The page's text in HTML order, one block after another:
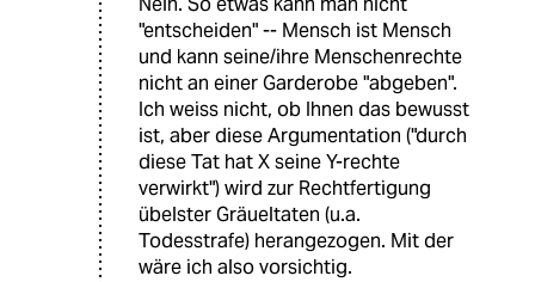
"entscheiden" -- Mensch ist Mensch
und kann seine/ihre Menschenrechte
nicht an einer Garderobe "abgeben".
Ich weiss nicht, ob Ihnen das bewusst
ist, aber diese Argumentation ("durch
diese Tat hat X seine Y-rechte
verwirkt") wird zur Rechtfertigung
übelster Gräueltaten (u.a.
Todesstrafe) herangezogen. Mit der
wäre ich also vorsichtig.